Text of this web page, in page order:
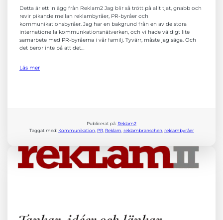
Detta är ett inlägg från Reklam2 Jag blir så trött på allt tjat, gnabb och
revir pikande mellan reklambyråer, PR-byråer och
kommunikationsbyråer. Jag har en bakgrund från en av de stora
internationella kommunkationsnätverken, och vi hade väldigt lite
samarbete med PR-byråerna i vår familj. Tyvärr, måste jag säga. Och
det beror inte på att det…
Läs mer
Publicerat på: Reklam2
Taggat med: Kommunikation, PR, Reklam, reklambranschen, reklambyråer